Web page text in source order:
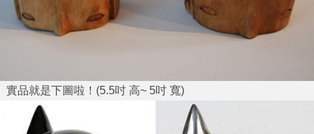
實品就是下圖啦！(5.5吋 高~ 5吋 寬)